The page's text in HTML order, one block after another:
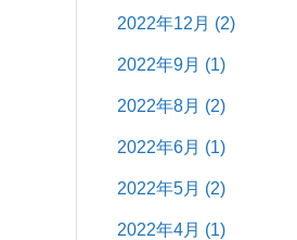
2022年12月 (2)
2022年9月 (1)
2022年8月 (2)
2022年6月 (1)
2022年5月 (2)
2022年4月 (1)